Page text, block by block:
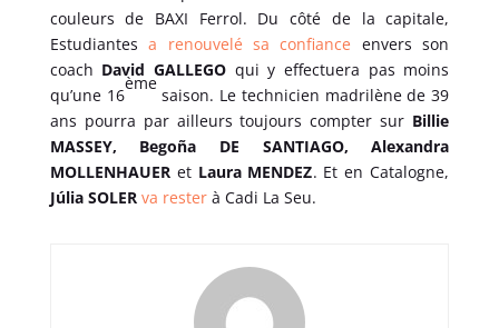
couleurs de BAXI Ferrol. Du côté de la capitale,
Estudiantesa renouvelé sa confiance envers son
coach David GALLEGO qui y effectuera pas moins
qu’une 16
ème
saison. Le technicien madrilène de 39
ans pourra par ailleurs toujours compter sur Billie
MASSEY, Begoña DE SANTIAGO, Alexandra
MOLLENHAUERet Laura MENDEZ. Et en Catalogne,
Júlia SOLER va resterà Cadi La Seu.